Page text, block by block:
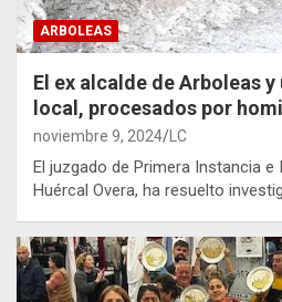
ARBOLEAS
El ex alcalde de Arboleas
local, procesados por
noviembre 9, 2024 LC
El juzgado de Primera Instancia e
Huércal Overa, ha resuelto